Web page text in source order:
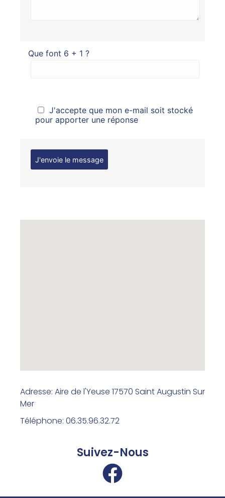
Que font 6 + 1 ?
J'accepte que mon e-mail soit stocké
pour apporter une réponse
Adresse: Aire de l'Yeuse 17570 Saint Augustin Sur
Mer
Téléphone: 06.35.96.32.72
Suivez-Nous